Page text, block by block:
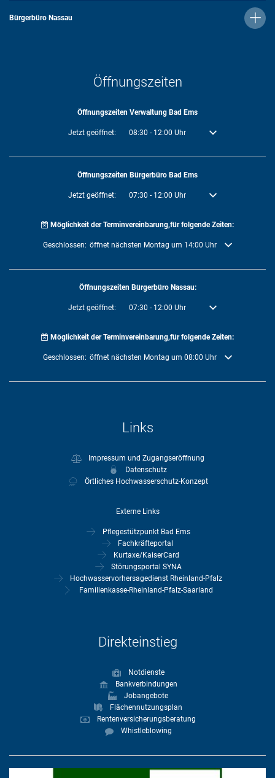
Bürgerbüro Nassau
Öffnungszeiten
Öffnungszeiten Verwaltung Bad Ems
Klicken, um weitere Öffnungs- oder Schließzeiten auszublenden
Jetzt geöffnet: 08:30 - 12:00 Uhr Von 08:30 bis 12:00
Öffnungszeiten Bürgerbüro Bad Ems
Klicken, um weitere Öffnungs- oder Schließzeiten auszublenden
Jetzt geöffnet: 07:30 - 12:00 Uhr Von 07:30 bis 12:00
Möglichkeit der Terminvereinbarung,für folgende Zeiten:
Klicken, um weitere Öffnungs- oder Schließzeiten auszublenden
Geschlossen: öffnet nächsten Montag um 14:00 Uhr
Öffnungszeiten Bürgerbüro Nassau:
Klicken, um weitere Öffnungs- oder Schließzeiten auszublenden
Jetzt geöffnet: 07:30 - 12:00 Uhr Von 07:30 bis 12:00
Möglichkeit der Terminvereinbarung,für folgende Zeiten:
Klicken, um weitere Öffnungs- oder Schließzeiten auszublenden
Geschlossen: öffnet nächsten Montag um 08:00 Uhr
Links
Impressum und Zugangseröffnung
Datenschutz
Örtliches Hochwasserschutz-Konzept
Externe Links
Pflegestützpunkt Bad Ems
Fachkräfteportal
Kurtaxe/KaiserCard
Störungsportal SYNA
Hochwasservorhersagedienst Rheinland-Pfalz
Familienkasse-Rheinland-Pfalz-Saarland
Direkteinstieg
Notdienste
Bankverbindungen
Jobangebote
Flächennutzungsplan
Rentenversicherungsberatung
Whistleblowing